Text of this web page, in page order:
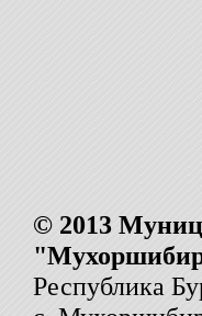
© 2013
Республика